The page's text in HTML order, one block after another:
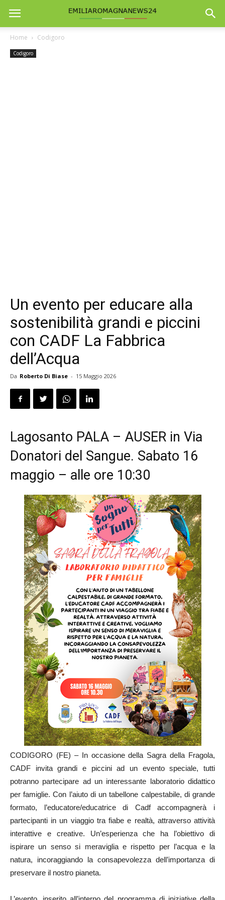
Home Codigoro
Codigoro
Un evento per educare alla
sostenibilità grandi e piccini
con CADF La Fabbrica
dell’Acqua
Da Roberto Di Biase - 15 Maggio 2026
Lagosanto PALA – AUSER in Via
Donatori del Sangue. Sabato 16
maggio – alle ore 10:30
CODIGORO (FE) – In occasione della Sagra della Fragola,
CADF invita grandi e piccini ad un evento speciale, tutti
potranno partecipare ad un interessante laboratorio didattico
per famiglie. Con l’aiuto di un tabellone calpestabile, di grande
formato, l’educatore/educatrice di Cadf accompagnerà i
partecipanti in un viaggio tra fiabe e realtà, attraverso attività
interattive e creative. Un’esperienza che ha l’obiettivo di
ispirare un senso si meraviglia e rispetto per l’acqua e la
natura, incoraggiando la consapevolezza dell’importanza di
preservare il nostro pianeta.